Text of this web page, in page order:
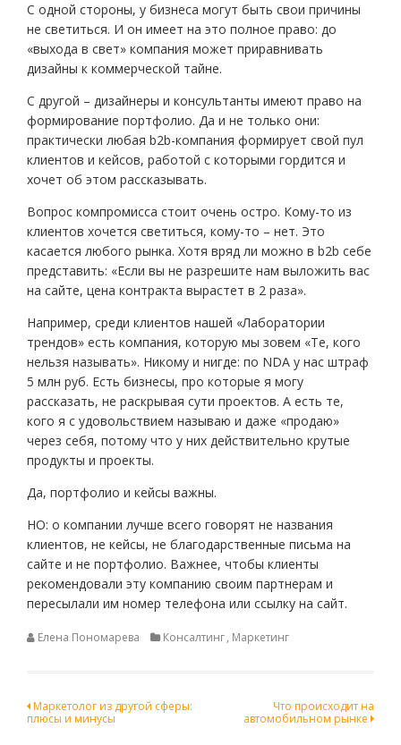
С одной стороны, у бизнеса могут быть свои причины
не светиться. И он имеет на это полное право: до
«выхода в свет» компания может приравнивать
дизайны к коммерческой тайне.
С другой – дизайнеры и консультанты имеют право на
формирование портфолио. Да и не только они:
практически любая b2b-компания формирует свой пул
клиентов и кейсов, работой с которыми гордится и
хочет об этом рассказывать.
Вопрос компромисса стоит очень остро. Кому-то из
клиентов хочется светиться, кому-то – нет. Это
касается любого рынка. Хотя вряд ли можно в b2b себе
представить: «Если вы не разрешите нам выложить вас
на сайте, цена контракта вырастет в 2 раза».
Например, среди клиентов нашей «Лаборатории
трендов» есть компания, которую мы зовем «Те, кого
нельзя называть». Никому и нигде: по NDA у нас штраф
5 млн руб. Есть бизнесы, про которые я могу
рассказать, не раскрывая сути проектов. А есть те,
кого я с удовольствием называю и даже «продаю»
через себя, потому что у них действительно крутые
продукты и проекты.
Да, портфолио и кейсы важны.
НО: о компании лучше всего говорят не названия
клиентов, не кейсы, не благодарственные письма на
сайте и не портфолио. Важнее, чтобы клиенты
рекомендовали эту компанию своим партнерам и
пересылали им номер телефона или ссылку на сайт.
Елена Пономарева Консалтинг, Маркетинг
Навигация
Маркетолог из другой сферы:
плюсы и минусы
Что происходит на
автомобильном рынке